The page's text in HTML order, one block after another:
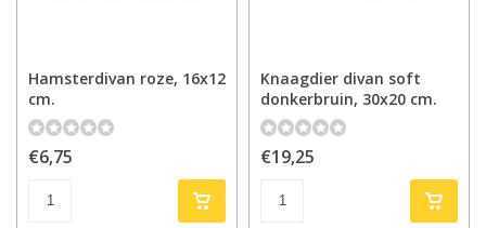
Hamsterdivan roze, 16x12
cm.
€6,75
Knaagdier divan soft
donkerbruin, 30x20 cm.
€19,25